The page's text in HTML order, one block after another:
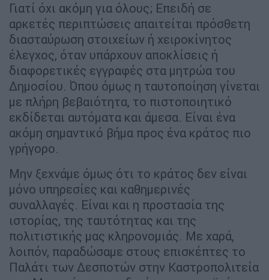
Γιατί όχι ακόμη για όλους; Επειδή σε
αρκετές περιπτώσεις απαιτείται πρόσθετη
διασταύρωση στοιχείων ή χειροκίνητος
έλεγχος, όταν υπάρχουν αποκλίσεις ή
διαφορετικές εγγραφές στα μητρώα του
Δημοσίου. Όπου όμως η ταυτοποίηση γίνεται
με πλήρη βεβαιότητα, το πιστοποιητικό
εκδίδεται αυτόματα και άμεσα. Είναι ένα
ακόμη σημαντικό βήμα προς ένα κράτος πιο
γρήγορο.
Μην ξεχνάμε όμως ότι το κράτος δεν είναι
μόνο υπηρεσίες και καθημερινές
συναλλαγές. Είναι και η προστασία της
ιστορίας, της ταυτότητας και της
πολιτιστικής μας κληρονομιάς. Με χαρά,
λοιπόν, παραδώσαμε στους επισκέπτες το
Παλάτι των Δεσποτών στην Καστροπολιτεία